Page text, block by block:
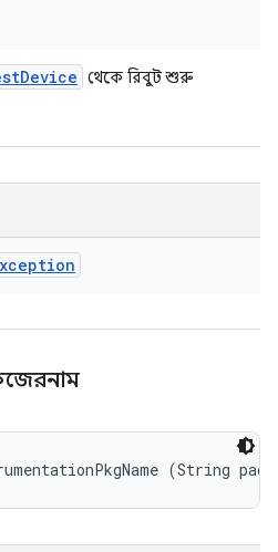
Device থেকে রিবুট শুরু
(String